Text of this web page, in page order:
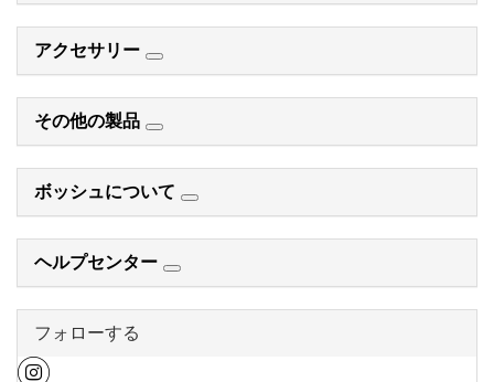
アクセサリー
その他の製品
ボッシュについて
ヘルプセンター
フォローする